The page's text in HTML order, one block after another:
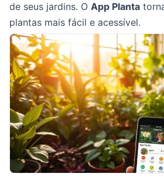
de seus jardins. O App Planta
plantas mais fácil e acessível.